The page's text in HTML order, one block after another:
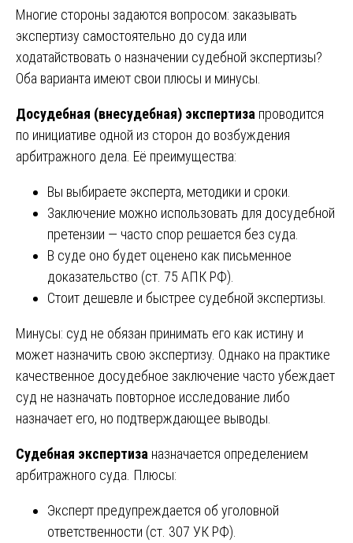
Многие стороны задаются вопросом: заказывать
экспертизу самостоятельно до суда или
ходатайствовать о назначении судебной экспертизы?
Оба варианта имеют свои плюсы и минусы.
Досудебная (внесудебная) экспертиза проводится
по инициативе одной из сторон до возбуждения
арбитражного дела. Её преимущества:
Вы выбираете эксперта, методики и сроки.
Заключение можно использовать для досудебной
претензии — часто спор решается без суда.
В суде оно будет оценено как письменное
доказательство (ст. 75 АПК РФ).
Стоит дешевле и быстрее судебной экспертизы.
Минусы: суд не обязан принимать его как истину и
может назначить свою экспертизу. Однако на практике
качественное досудебное заключение часто убеждает
суд не назначать повторное исследование либо
назначает его, но подтверждающее выводы.
Судебная экспертиза назначается определением
арбитражного суда. Плюсы:
Эксперт предупреждается об уголовной
ответственности (ст. 307 УК РФ).